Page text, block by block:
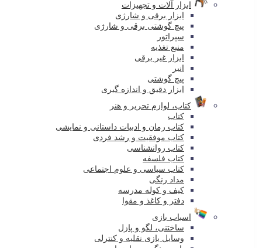
ابزار آلات و تجهیزات
ابزار برقی و شارژی
پیچ گوشتی برقی و شارژی
سپراتور
منبع تغذیه
ابزار غیر برقی
انبر
پیچ گوشتی
ابزار دقیق و اندازه گیری
کتاب، لوازم تحریر و هنر
کتاب
کتاب رمان و ادبیات داستانی و نمایشی
کتاب موفقیت و رشد فردی
کتاب روانشناسی
کتاب فلسفه
کتاب سیاسی و علوم اجتماعی
مداد رنگی
کیف و کوله مدرسه
دفتر و کاغذ و مقوا
اسباب بازی
ساختنی، لگو و پازل
وسایل بازی نقلیه و کنترلی